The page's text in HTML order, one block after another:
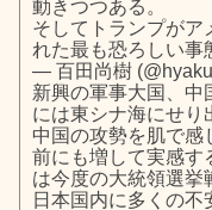
動きつつある。
そしてトランプがア
れた最も恐ろしい事
— 百田尚樹
新興の軍事大国、中
には東シナ海にせり
中国の攻勢を肌で感
前にも増して実感す
は今度の大統領選挙
日本国内に多くの不